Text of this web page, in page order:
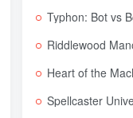
Typhon: Bot vs
Riddlewood
Heart of the
Spellcaster